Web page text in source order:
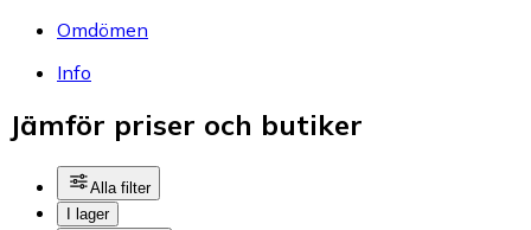
Omdömen
Info
Jämför priser och butiker
Alla filter
I lager